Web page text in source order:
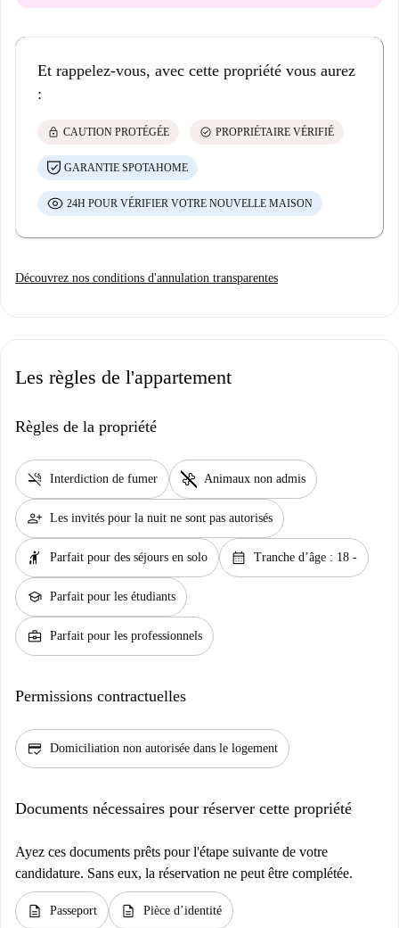
Et rappelez-vous, avec cette propriété vous aurez
:
lock CAUTION PROTÉGÉE check_circle PROPRIÉTAIRE VÉRIFIÉ
GARANTIE SPOTAHOME
24H POUR VÉRIFIER VOTRE NOUVELLE MAISON
Découvrez nos conditions d'annulation transparentes
Les règles de l'appartement
Règles de la propriété
smoke_free Interdiction de fumer pet_supplies Animaux non admis
person_add Les invités pour la nuit ne sont pas autorisés
hail Parfait pour des séjours en solo calendar_month Tranche d’âge : 18 -
school Parfait pour les étudiants
business_center Parfait pour les professionnels
Permissions contractuelles
credit_score Domiciliation non autorisée dans le logement
Documents nécessaires pour réserver cette propriété
Ayez ces documents prêts pour l'étape suivante de votre
candidature. Sans eux, la réservation ne peut être complétée.
description Passeport description Pièce d’identité